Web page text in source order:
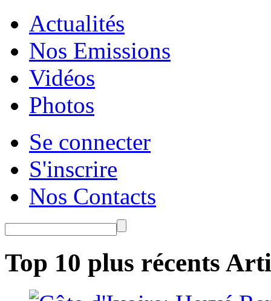
Actualités
Nos Emissions
Vidéos
Photos
Se connecter
S'inscrire
Nos Contacts
Top 10 plus récents